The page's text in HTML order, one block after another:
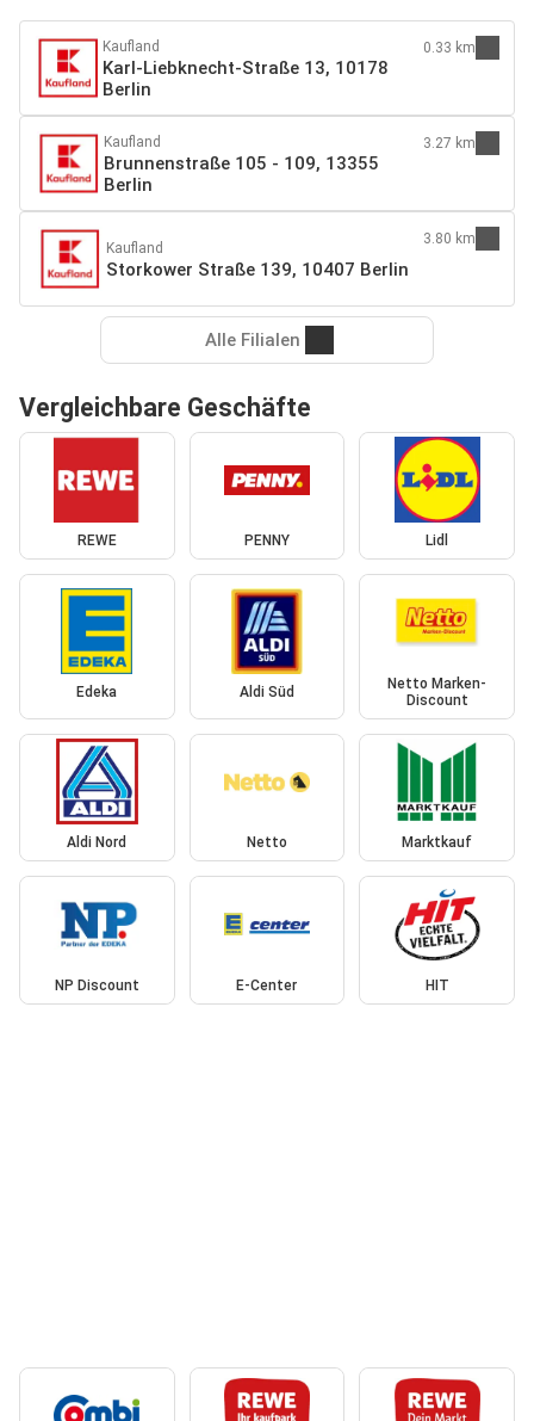
Kaufland
Karl-Liebknecht-Straße 13, 10178
Berlin
0.33 km
Kaufland
Brunnenstraße 105 - 109, 13355
Berlin
3.27 km
Kaufland
Storkower Straße 139, 10407 Berlin
3.80 km
Alle Filialen
Vergleichbare Geschäfte
REWE PENNY Lidl
Edeka Aldi Süd
Netto Marken-
Discount
Aldi Nord Netto Marktkauf
NP Discount E-Center HIT